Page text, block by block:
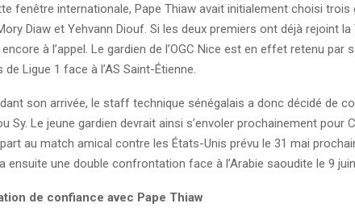
fenêtre internationale, Pape Thiaw avait initialement choisi trois
Diaw et Yehvann Diouf. Si les deux premiers ont déjà rejoint
à l’appel. Le gardien de l’OGC Nice est en effet retenu par
de Ligue 1 face à l’AS Saint-Étienne.
son arrivée, le staff technique sénégalais a donc décidé de
Sy. Le jeune gardien devrait ainsi s’envoler prochainement pour
au match amical contre les États-Unis prévu le 31 mai
ensuite une double confrontation face à l’Arabie saoudite le 9
de confiance avec Pape Thiaw